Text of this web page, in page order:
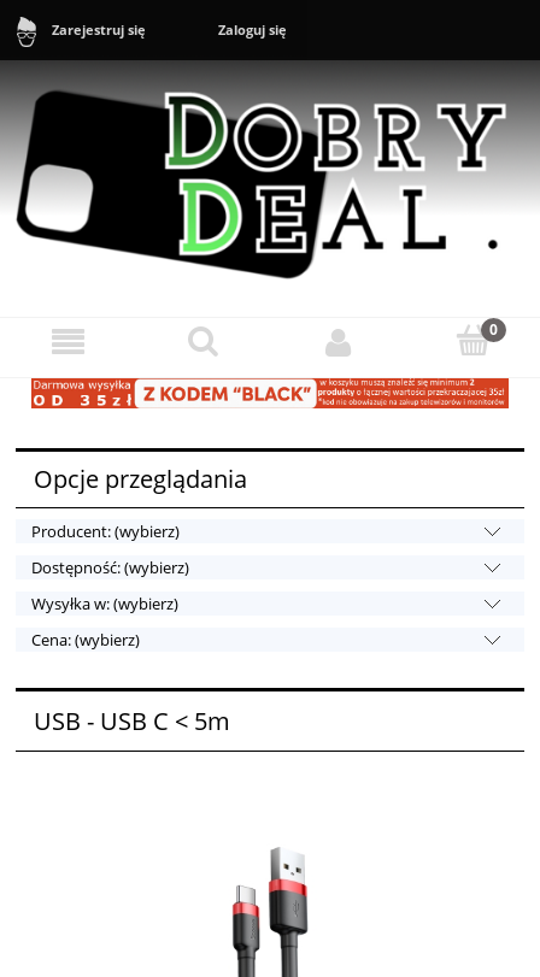
Zarejestruj się Zaloguj się
Sklep: +48 888 43 16 16 (10-20) Zgłoszenia reklamacyjne i zwroty:
+48 888 43 17 17 (11-17)
Opcje przeglądania
Producent: (wybierz)
Dostępność: (wybierz)
Wysyłka w: (wybierz)
Cena: (wybierz)
USB - USB C < 5m